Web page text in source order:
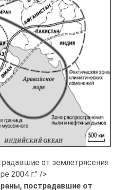
от землетрясения
2004 г." />
пострадавшие от